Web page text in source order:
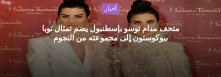
ل
ي
ب
أخبار
متحف مدام توسو بإسطنبول يضم تمثال توبا
بيوكوستون إلى مجموعته من النجوم